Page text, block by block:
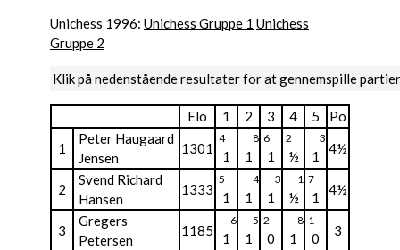
Unichess 1996: Unichess Gruppe 1 Unichess
Gruppe 2
Klik på nedenstående resultater for at gennemspille partier
Elo 1 2 3 4 5
Po
1
Peter Haugaard
Jensen
1301
4
1
8
1
6
1
2
½
3
1 4½
2
Svend Richard
Hansen
1333
5
1
4
1
3
1
1
½
7
1 4½
3
Gregers
Petersen
1185
6
1
5
1
2
0
8
1
1
0 3